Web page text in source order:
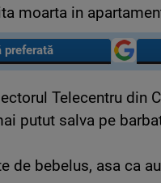
moarta in
preferată
Telecentru din
putut salva pe
de bebelus, asa ca